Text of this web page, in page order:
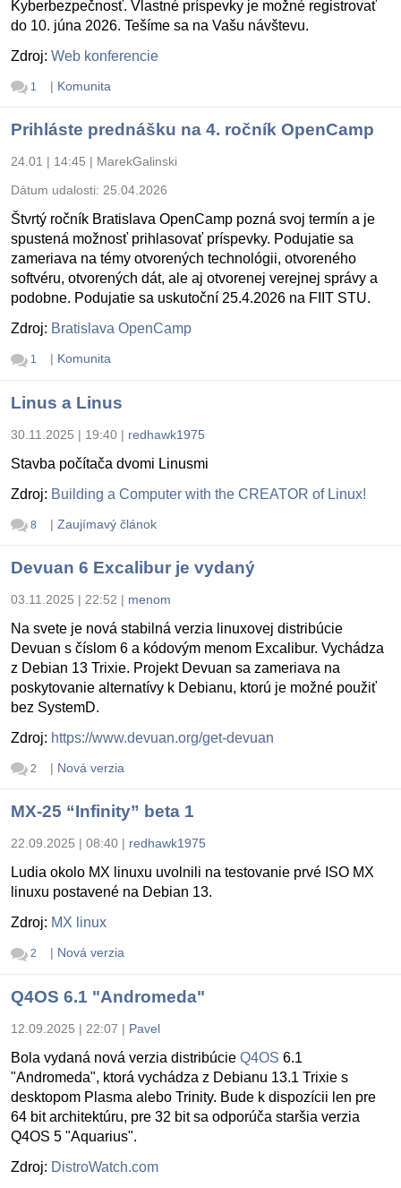
Kyberbezpečnosť. Vlastné príspevky je možné registrovať
do 10. júna 2026. Tešíme sa na Vašu návštevu.
Zdroj: Web konferencie
1 | Komunita
Prihláste prednášku na 4. ročník OpenCamp
24.01 | 14:45 | MarekGalinski
Dátum udalosti: 25.04.2026
Štvrtý ročník Bratislava OpenCamp pozná svoj termín a je
spustená možnosť prihlasovať príspevky. Podujatie sa
zameriava na témy otvorených technológii, otvoreného
softvéru, otvorených dát, ale aj otvorenej verejnej správy a
podobne. Podujatie sa uskutoční 25.4.2026 na FIIT STU.
Zdroj: Bratislava OpenCamp
1 | Komunita
Linus a Linus
30.11.2025 | 19:40 | redhawk1975
Stavba počítača dvomi Linusmi
Zdroj: Building a Computer with the CREATOR of Linux!
8 | Zaujímavý článok
Devuan 6 Excalibur je vydaný
03.11.2025 | 22:52 | menom
Na svete je nová stabilná verzia linuxovej distribúcie
Devuan s číslom 6 a kódovým menom Excalibur. Vychádza
z Debian 13 Trixie. Projekt Devuan sa zameriava na
poskytovanie alternatívy k Debianu, ktorú je možné použiť
bez SystemD.
Zdroj: https://www.devuan.org/get-devuan
2 | Nová verzia
MX-25 “Infinity” beta 1
22.09.2025 | 08:40 | redhawk1975
Ludia okolo MX linuxu uvolnili na testovanie prvé ISO MX
linuxu postavené na Debian 13.
Zdroj: MX linux
2 | Nová verzia
Q4OS 6.1 "Andromeda"
12.09.2025 | 22:07 | Pavel
Bola vydaná nová verzia distribúcie Q4OS 6.1
"Andromeda", ktorá vychádza z Debianu 13.1 Trixie s
desktopom Plasma alebo Trinity. Bude k dispozícii len pre
64 bit architektúru, pre 32 bit sa odporúča staršia verzia
Q4OS 5 "Aquarius".
Zdroj: DistroWatch.com